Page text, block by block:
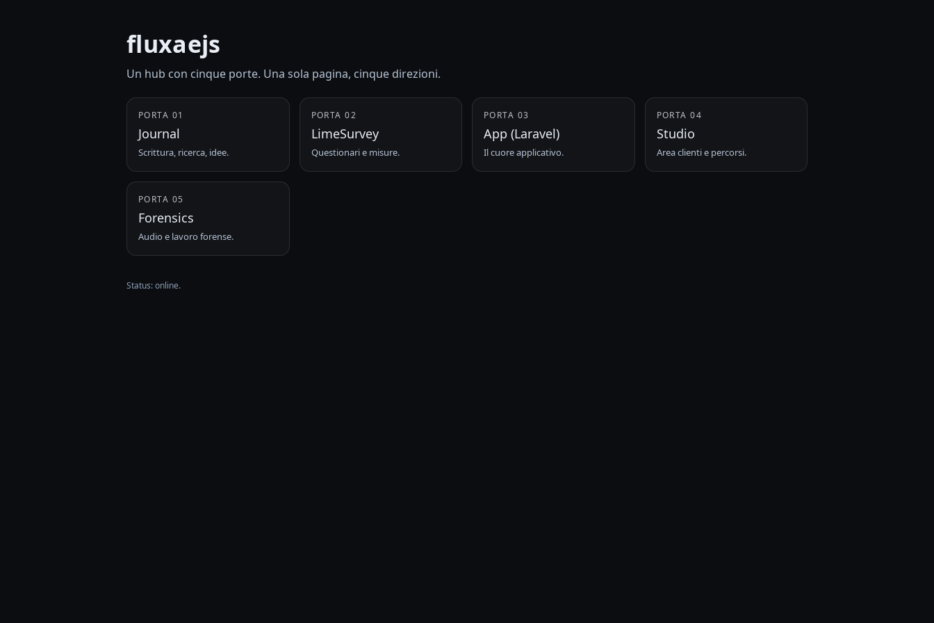
fluxaejs
Un hub con cinque porte. Una sola pagina, cinque direzioni.
PORTA 01
Journal
Scrittura, ricerca, idee.
PORTA 02
LimeSurvey
Questionari e misure.
PORTA 03
App (Laravel)
Il cuore applicativo.
PORTA 04
Studio
Area clienti e percorsi.
PORTA 05
Forensics
Audio e lavoro forense.
Status: online.